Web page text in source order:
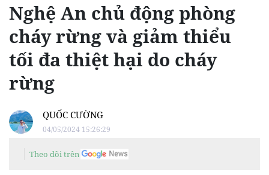
Nghệ An chủ động phòng
cháy rừng và giảm thiểu
tối đa thiệt hại do cháy
rừng
QUỐC CƯỜNG
04/05/2024 15:26:29
Theo dõi trên